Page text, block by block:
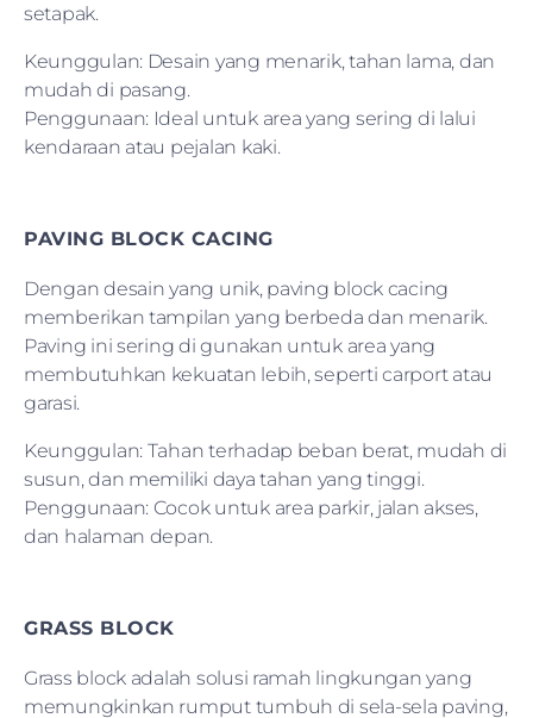
setapak.
Keunggulan: Desain yang menarik, tahan lama, dan
mudah di pasang.
Penggunaan: Ideal untuk area yang sering di lalui
kendaraan atau pejalan kaki.
PAVING BLOCK CACING
Dengan desain yang unik, paving block cacing
memberikan tampilan yang berbeda dan menarik.
Paving ini sering di gunakan untuk area yang
membutuhkan kekuatan lebih, seperti carport atau
garasi.
Keunggulan: Tahan terhadap beban berat, mudah di
susun, dan memiliki daya tahan yang tinggi.
Penggunaan: Cocok untuk area parkir, jalan akses,
dan halaman depan.
GRASS BLOCK
Grass block adalah solusi ramah lingkungan yang
memungkinkan rumput tumbuh di sela-sela paving,